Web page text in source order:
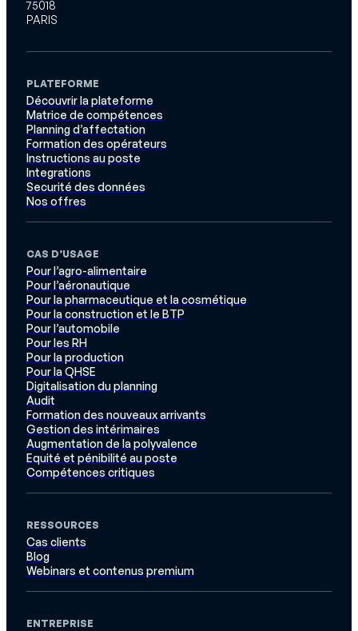
75018
PARIS
PLATEFORME
Découvrir la plateforme
Matrice de compétences
Planning d’affectation
Formation des opérateurs
Instructions au poste
Integrations
Securité des données
Nos offres
CAS D’USAGE
Pour l’agro-alimentaire
Pour l’aéronautique
Pour la pharmaceutique et la cosmétique
Pour la construction et le BTP
Pour l’automobile
Pour les RH
Pour la production
Pour la QHSE
Digitalisation du planning
Audit
Formation des nouveaux arrivants
Gestion des intérimaires
Augmentation de la polyvalence
Equité et pénibilité au poste
Compétences critiques
RESSOURCES
Cas clients
Blog
Webinars et contenus premium
ENTREPRISE